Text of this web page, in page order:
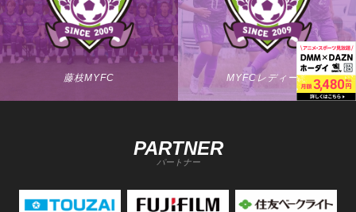
藤枝MYFC MYFCレディース
PARTNER
パートナー